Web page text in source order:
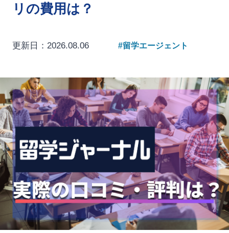
リの費用は？
更新日：2026.08.06 #留学エージェント